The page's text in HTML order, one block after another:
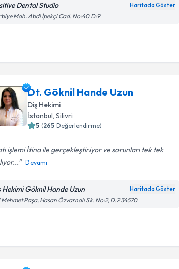
Dental Studio Haritada Göster
Mah. Abdi İpekçi Cad. No:40 D:9
Dt. Göknil Hande Uzun
Diş Hekimi
İstanbul , Silivri
5 (265 Değerlendirme)
işlemi İtina ile gerçekleştiriyor ve sorunları tek tek
Devamı
Hekimi Göknil Hande Uzun Haritada Göster
Paşa, Hasan Özvarnalı Sk. No:2, D:2 34570